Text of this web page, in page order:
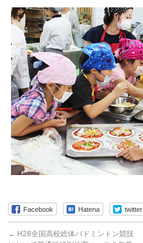
Facebook Hatena twitter
← H28全国高校総体バドミントン競技